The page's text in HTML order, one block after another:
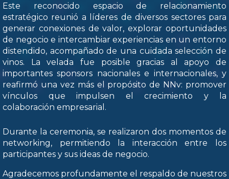
Este reconocido espacio de relacionamiento
estratégico reunió a líderes de diversos sectores para
generar conexiones de valor, explorar oportunidades
de negocio e intercambiar experiencias en un entorno
distendido, acompañado de una cuidada selección de
vinos. La velada fue posible gracias al apoyo de
importantes sponsors nacionales e internacionales, y
reafirmó una vez más el propósito de NNv: promover
vínculos que impulsen el crecimiento y la
colaboración empresarial.
Durante la ceremonia, se realizaron dos momentos de
networking, permitiendo la interacción entre los
participantes y sus ideas de negocio.
Agradecemos profundamente el respaldo de nuestros